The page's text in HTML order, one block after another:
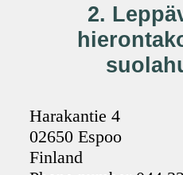
2.
Harakantie 4
02650 Espoo
Finland